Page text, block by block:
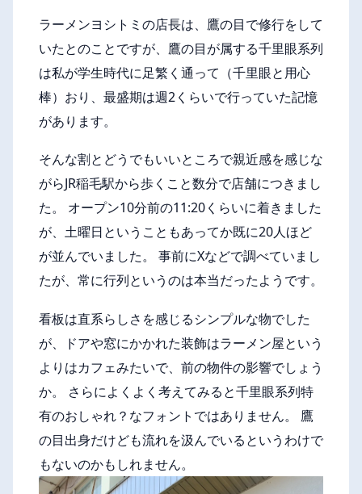
ラーメンヨシトミの店長は、鷹の目で修行をして
いたとのことですが、鷹の目が属する千里眼系列
は私が学生時代に足繁く通って（千里眼と用心
棒）おり、最盛期は週2くらいで行っていた記憶
があります。
そんな割とどうでもいいところで親近感を感じな
がらJR稲毛駅から歩くこと数分で店舗につきまし
た。 オープン10分前の11:20くらいに着きました
が、土曜日ということもあってか既に20人ほど
が並んでいました。 事前にXなどで調べていまし
たが、常に行列というのは本当だったようです。
看板は直系らしさを感じるシンプルな物でした
が、ドアや窓にかかれた装飾はラーメン屋という
よりはカフェみたいで、前の物件の影響でしょう
か。 さらによくよく考えてみると千里眼系列特
有のおしゃれ？なフォントではありません。 鷹
の目出身だけども流れを汲んでいるというわけで
もないのかもしれません。